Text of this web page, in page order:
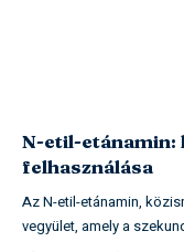
N-etil-etánamin:
felhasználása
Az N-etil-etánamin,
vegyület, amely a